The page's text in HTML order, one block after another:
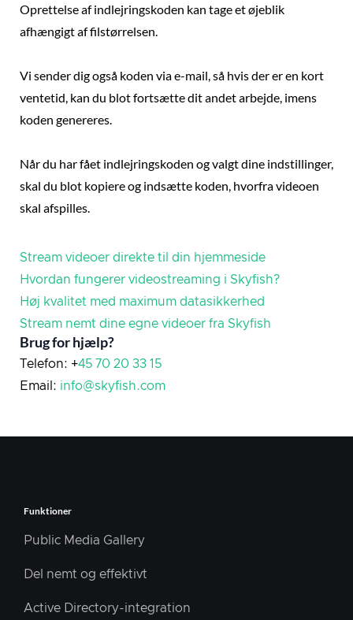
Oprettelse af indlejringskoden kan tage et øjeblik
afhængigt af filstørrelsen.
Vi sender dig også koden via e-mail, så hvis der er en kort
ventetid, kan du blot fortsætte dit andet arbejde, imens
koden genereres.
Når du har fået indlejringskoden og valgt dine indstillinger,
skal du blot kopiere og indsætte koden, hvorfra videoen
skal afspilles.
Stream videoer direkte til din hjemmeside
Hvordan fungerer videostreaming i Skyfish?
Høj kvalitet med maximum datasikkerhed
Stream nemt dine egne videoer fra Skyfish
Brug for hjælp?
Telefon: +45 70 20 33 15
Email: info@skyfish.com
Funktioner
Public Media Gallery
Del nemt og effektivt
Active Directory-integration